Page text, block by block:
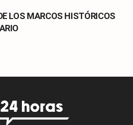
LOS MARCOS HISTÓRICOS